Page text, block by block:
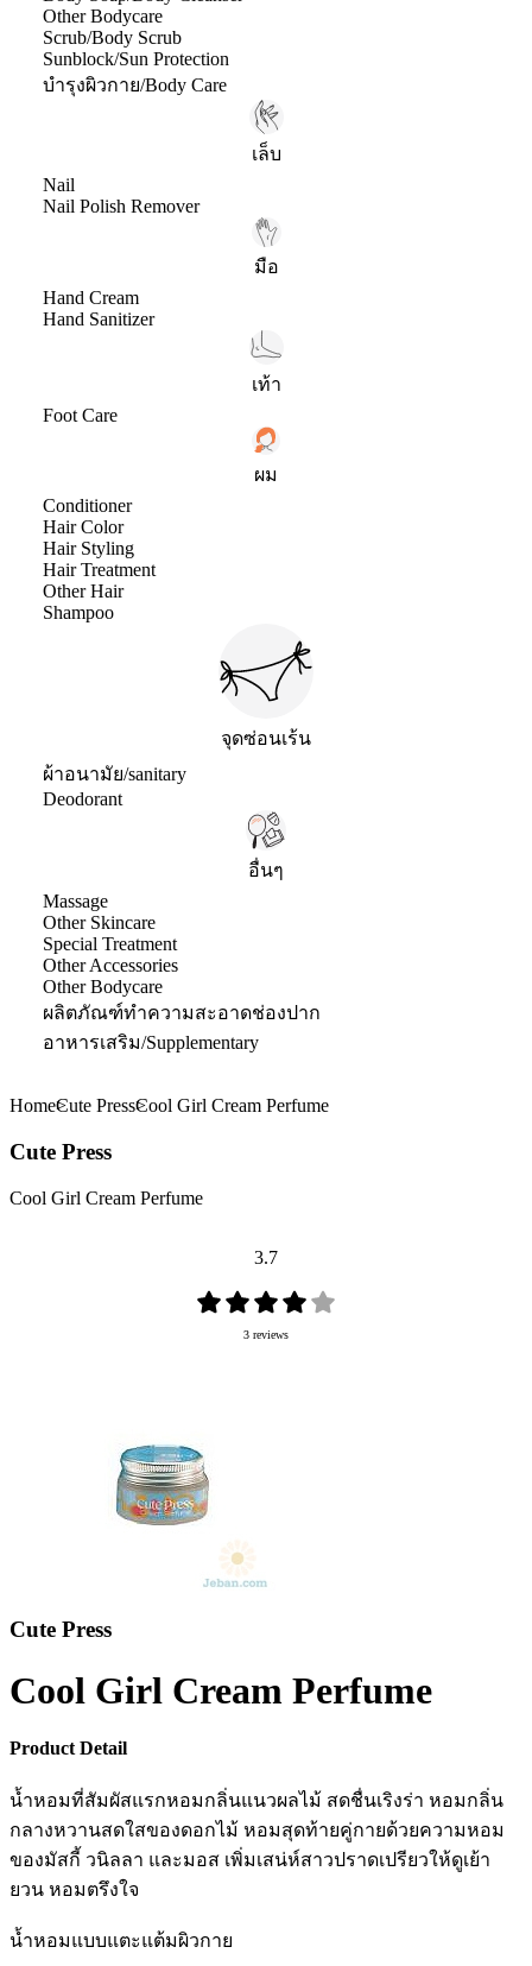
Other Bodycare
Scrub/Body Scrub
Sunblock/Sun Protection
บำรุงผิวกาย/Body Care
เล็บ
Nail
Nail Polish Remover
มือ
Hand Cream
Hand Sanitizer
เท้า
Foot Care
ผม
Conditioner
Hair Color
Hair Styling
Hair Treatment
Other Hair
Shampoo
จุดซ่อนเร้น
ผ้าอนามัย/sanitary
Deodorant
อื่นๆ
Massage
Other Skincare
Special Treatment
Other Accessories
Other Bodycare
ผลิตภัณฑ์ทำความสะอาดช่องปาก
อาหารเสริม/Supplementary
HomeCute PressCool Girl Cream Perfume
Cute Press
Cool Girl Cream Perfume
3.7
3 reviews
Cute Press
Cool Girl Cream Perfume
Product Detail
น้ำหอมที่สัมผัสแรกหอมกลิ่นแนวผลไม้ สดชื่นเริงร่า หอมกลิ่น
กลางหวานสดใสของดอกไม้ หอมสุดท้ายคู่กายด้วยความหอม
ของมัสกี้ วนิลลา และมอส เพิ่มเสน่ห์สาวปราดเปรียวให้ดูเย้า
ยวน หอมตรึงใจ
น้ำหอมแบบแตะแต้มผิวกาย